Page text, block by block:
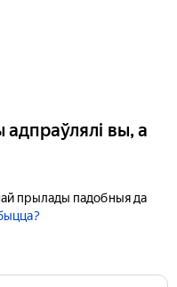
вы, а
прылады падобныя да